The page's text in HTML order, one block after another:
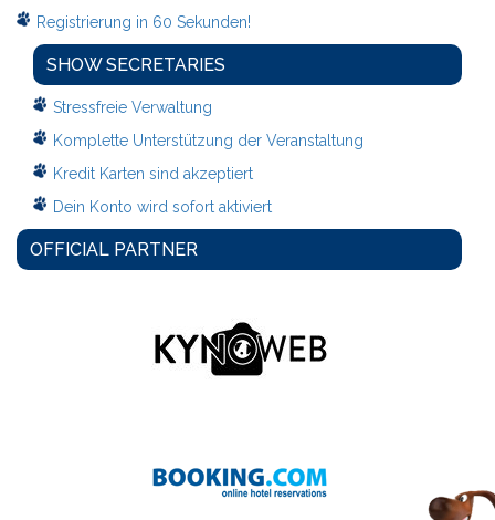
Registrierung in 60 Sekunden!
SHOW SECRETARIES
Stressfreie Verwaltung
Komplette Unterstützung der Veranstaltung
Kredit Karten sind akzeptiert
Dein Konto wird sofort aktiviert
OFFICIAL PARTNER